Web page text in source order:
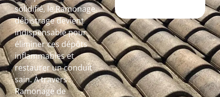
solidifié, le Ramonage
débistrage devient
indispensable pour
éliminer ces dépôts
inflammables et
restaurer un conduit
sain. À travers
Ramonage de